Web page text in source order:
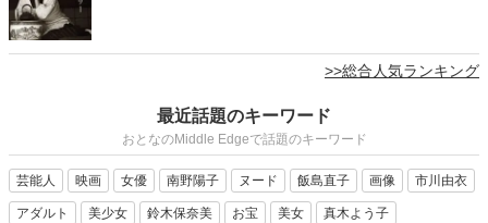
>>総合人気ランキング
最近話題のキーワード
おとなのMiddle Edgeで話題のキーワード
芸能人 映画 女優 南野陽子 ヌード 飯島直子 画像 市川由衣
アダルト 美少女 鈴木保奈美 お宝 美女 真木よう子